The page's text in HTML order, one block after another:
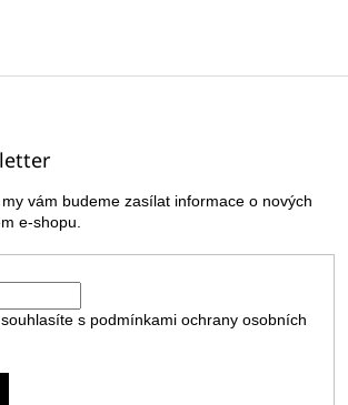
vám budeme zasílat informace o nových
e-shopu.
s podmínkami ochrany osobních